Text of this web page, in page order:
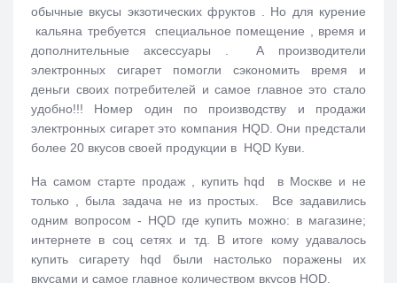
обычные вкусы экзотических фруктов . Но для курение
кальяна требуется специальное помещение , время и
дополнительные аксессуары . А производители
электронных сигарет помогли сэкономить время и
деньги своих потребителей и самое главное это стало
удобно!!! Номер один по производству и продажи
электронных сигарет это компания HQD. Они предстали
более 20 вкусов своей продукции в HQD Куви.
На самом старте продаж , купить hqd в Москве и не
только , была задача не из простых. Все задавились
одним вопросом - HQD где купить можно: в магазине;
интернете в соц сетях и тд. В итоге кому удавалось
купить сигарету hqd были настолько поражены их
вкусами и самое главное количеством вкусов HQD.